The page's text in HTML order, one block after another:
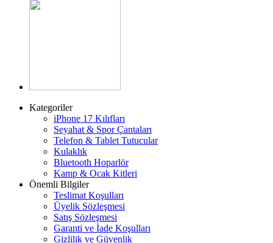
Kategoriler
iPhone 17 Kılıfları
Seyahat & Spor Çantaları
Telefon & Tablet Tutucular
Kulaklık
Bluetooth Hoparlör
Kamp & Ocak Kitleri
Önemli Bilgiler
Teslimat Koşulları
Üyelik Sözleşmesi
Satış Sözleşmesi
Garanti ve İade Koşulları
Gizlilik ve Güvenlik